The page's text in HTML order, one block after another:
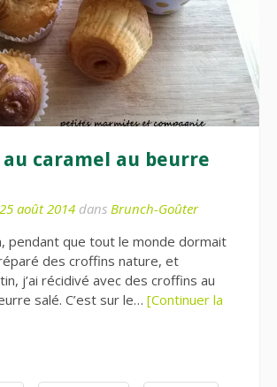
caramel au beurre
25 août 2014 dans Brunch-Goûter
pendant que tout le monde dormait
des croffins nature, et
j’ai récidivé avec des croffins au
salé. C’est sur le… [Continuer la